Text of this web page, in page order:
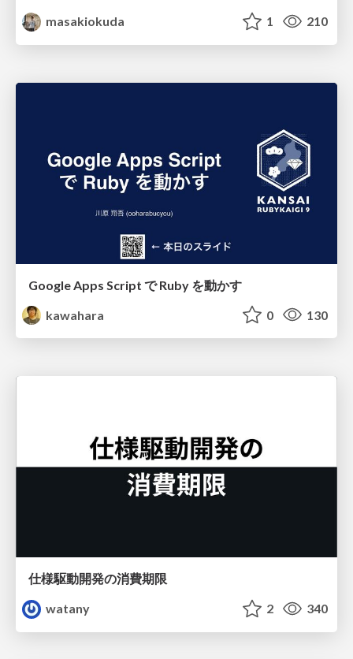
masakiokuda 1 210
Google Apps Script で Ruby を動かす
kawahara
0 130
仕様駆動開発の消費期限
watany
2 340